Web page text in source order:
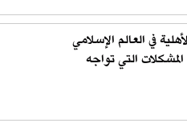
في العالم الإسلامي
التي تواجه